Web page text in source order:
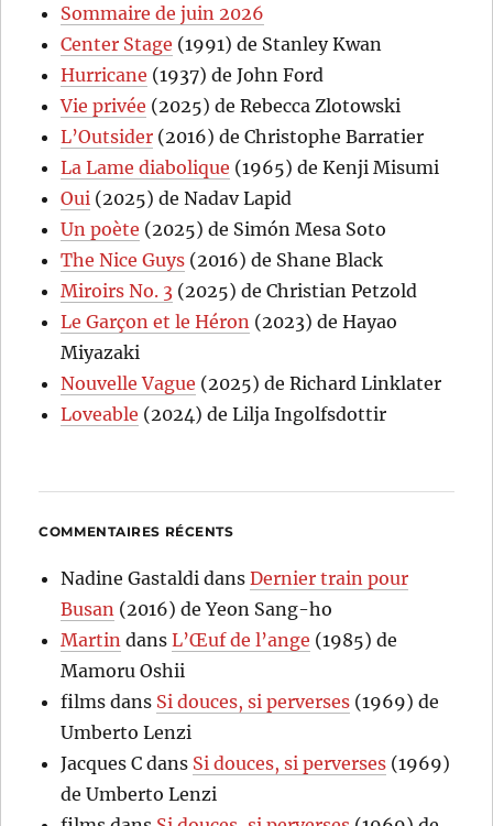
Sommaire de juin 2026
Center Stage (1991) de Stanley Kwan
Hurricane (1937) de John Ford
Vie privée (2025) de Rebecca Zlotowski
L’Outsider (2016) de Christophe Barratier
La Lame diabolique (1965) de Kenji Misumi
Oui (2025) de Nadav Lapid
Un poète (2025) de Simón Mesa Soto
The Nice Guys (2016) de Shane Black
Miroirs No. 3 (2025) de Christian Petzold
Le Garçon et le Héron (2023) de Hayao
Miyazaki
Nouvelle Vague (2025) de Richard Linklater
Loveable (2024) de Lilja Ingolfsdottir
COMMENTAIRES RÉCENTS
Nadine Gastaldi dansDernier train pour
Busan (2016) de Yeon Sang-ho
Martin dansL’Œuf de l’ange (1985) de
Mamoru Oshii
films dans Si douces, si perverses (1969) de
Umberto Lenzi
Jacques C dans Si douces, si perverses (1969)
de Umberto Lenzi